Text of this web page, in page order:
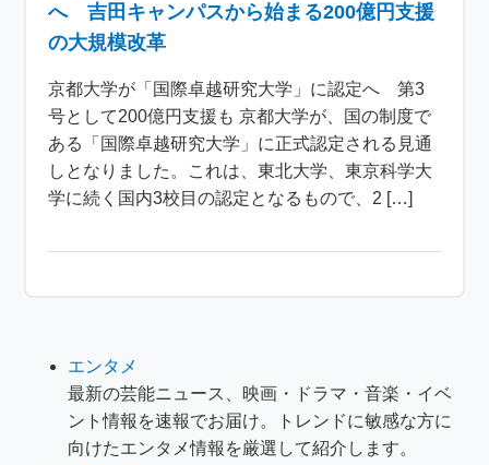
へ 吉田キャンパスから始まる200億円支援
の大規模改革
京都大学が「国際卓越研究大学」に認定へ 第3
号として200億円支援も 京都大学が、国の制度で
ある「国際卓越研究大学」に正式認定される見通
しとなりました。これは、東北大学、東京科学大
学に続く国内3校目の認定となるもので、2 […]
エンタメ
最新の芸能ニュース、映画・ドラマ・音楽・イベ
ント情報を速報でお届け。トレンドに敏感な方に
向けたエンタメ情報を厳選して紹介します。